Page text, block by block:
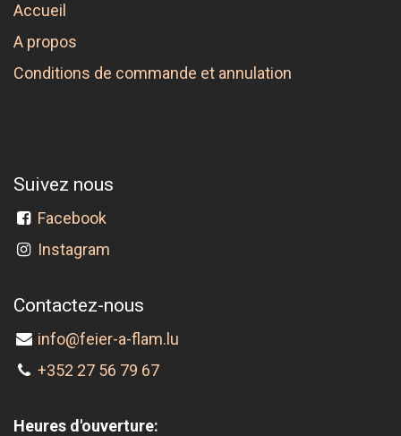
Accueil
A propos
Conditions de commande et annulation
Suivez nous
Facebook
Instagram
Contactez-nous
info@feier-a-flam.lu
+352 27 56 79 67
Heures d'ouverture: